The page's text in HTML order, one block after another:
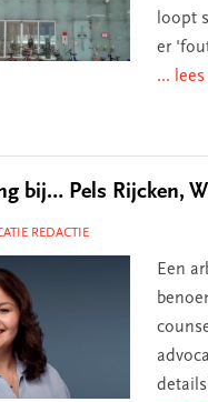
loopt
er
...
bij… Pels Rijcken,
REDACTIE
Een